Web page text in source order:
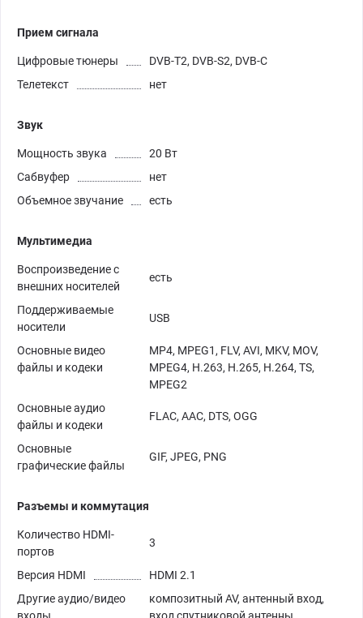
Прием сигнала
Цифровые тюнеры
DVB-T2, DVB-S2, DVB-C
Телетекст
нет
Звук
Мощность звука
20 Вт
Сабвуфер
нет
Объемное звучание
есть
Мультимедиа
Воспроизведение с
внешних носителей
есть
Поддерживаемые
носители
USB
Основные видео
файлы и кодеки
MP4, MPEG1, FLV, AVI, MKV, MOV,
MPEG4, H.263, H.265, H.264, TS,
MPEG2
Основные аудио
файлы и кодеки
FLAC, AAC, DTS, OGG
Основные
графические файлы
GIF, JPEG, PNG
Разъемы и коммутация
Количество HDMI-
портов
3
Версия HDMI
HDMI 2.1
Другие аудио/видео
композитный AV, антенный вход,